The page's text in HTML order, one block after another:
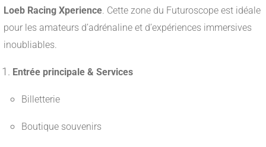
Loeb Racing Xperience. Cette zone du Futuroscope est idéale
pour les amateurs d’adrénaline et d’expériences immersives
inoubliables.
Entrée principale & Services
Billetterie
Boutique souvenirs